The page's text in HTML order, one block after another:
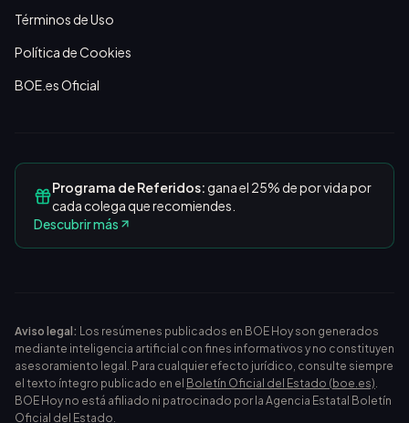
Términos de Uso
Política de Cookies
BOE.es Oficial
Programa de Referidos:gana el 25% de por vida por
cada colega que recomiendes.
Descubrir más
Aviso legal: Los resúmenes publicados en BOE Hoy son generados
mediante inteligencia artificial con fines informativos y no constituyen
asesoramiento legal. Para cualquier efecto jurídico, consulte siempre
el texto íntegro publicado en el Boletín Oficial del Estado (boe.es).
BOE Hoy no está afiliado ni patrocinado por la Agencia Estatal Boletín
Oficial del Estado.